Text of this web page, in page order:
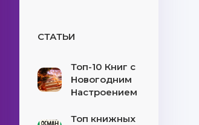
СТАТЬИ
Топ-10 Книг с
Новогодним
Настроением
Топ книжных